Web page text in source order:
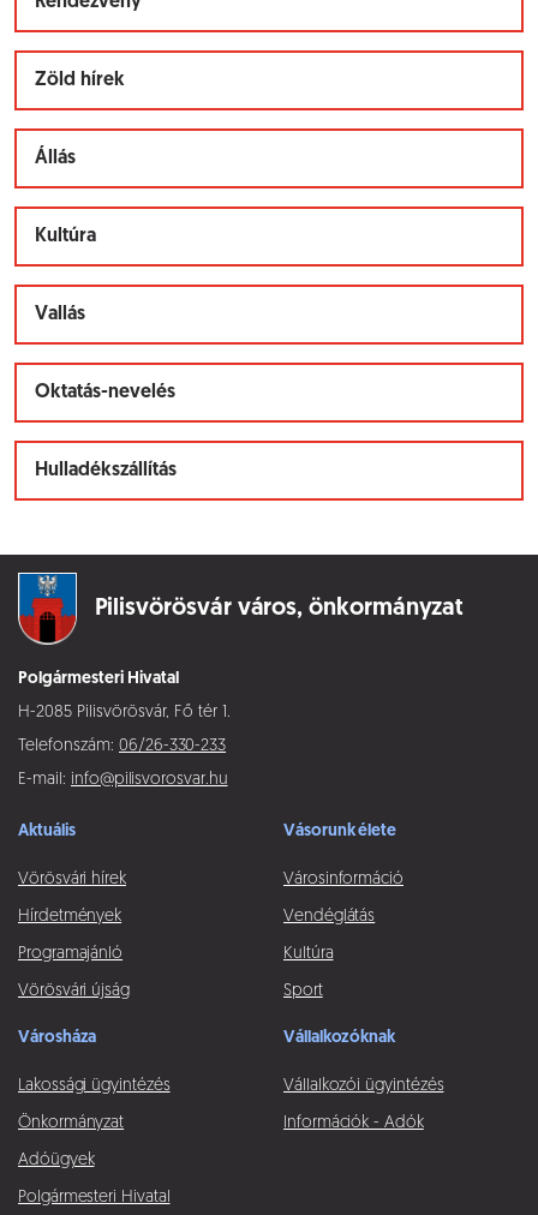
Zöld hírek
Állás
Kultúra
Vallás
Oktatás-nevelés
Hulladékszállítás
Pilisvörösvár város, önkormányzat
Polgármesteri Hivatal
H-2085 Pilisvörösvár, Fő tér 1.
Telefonszám: 06/26-330-233
E-mail: info@pilisvorosvar.hu
Aktuális
Vörösvári hírek
Hírdetmények
Programajánló
Vörösvári újság
Vásorunk élete
Városinformáció
Vendéglátás
Kultúra
Sport
Városháza
Lakossági ügyintézés
Önkormányzat
Adóügyek
Polgármesteri Hivatal
Vállalkozóknak
Vállalkozói ügyintézés
Információk - Adók